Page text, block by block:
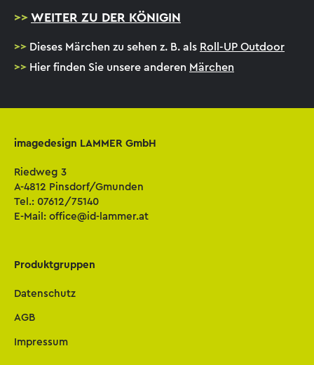
>>WEITER ZU DER KÖNIGIN
>> Dieses Märchen zu sehen z. B. als Roll-UP Outdoor
>> Hier finden Sie unsere anderen Märchen
imagedesign LAMMER GmbH
Riedweg 3
A-4812 Pinsdorf/Gmunden
Tel.: 07612/75140
E-Mail:office@id-lammer.at
Produktgruppen
Datenschutz
AGB
Impressum